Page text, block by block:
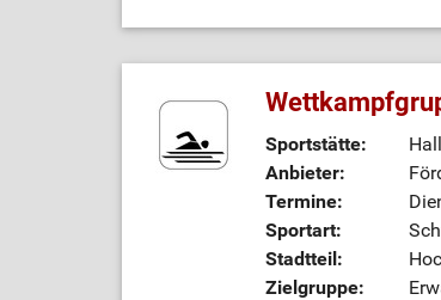
Sportstätte:
Anbieter:
Termine:
Sportart:
Stadtteil:
Zielgruppe: